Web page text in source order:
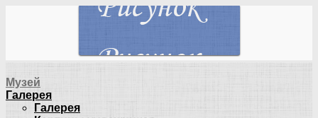
Музей
Галерея
Галерея